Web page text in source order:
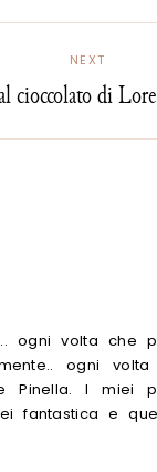
NEXT
cioccolato di
ogni volta che
ogni
Pinella. I miei
fantastica e